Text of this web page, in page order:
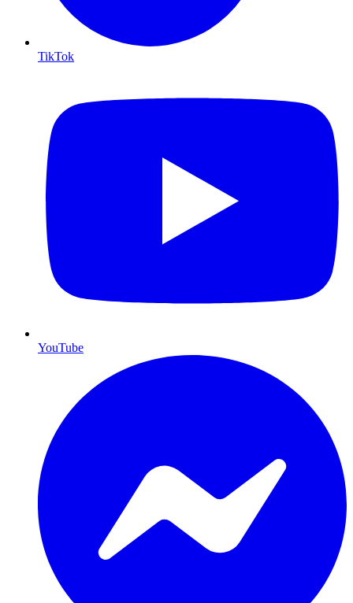
TikTok
YouTube